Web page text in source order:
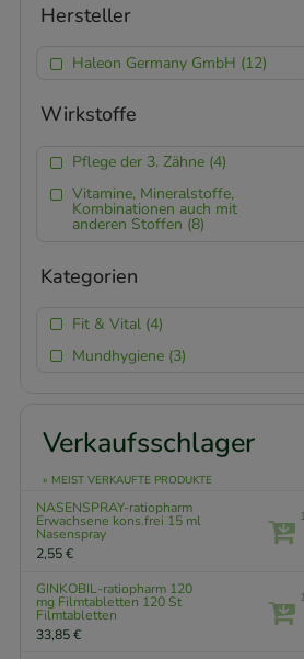
Hersteller
Haleon Germany GmbH (12)
Wirkstoffe
Pflege der 3. Zähne (4)
Vitamine, Mineralstoffe,
Kombinationen auch mit
anderen Stoffen (8)
Kategorien
Fit & Vital (4)
Mundhygiene (3)
Verkaufsschlager
» MEIST VERKAUFTE PRODUKTE
NASENSPRAY-ratiopharm
Erwachsene kons.frei 15 ml
Nasenspray
2,55 €
1
GINKOBIL-ratiopharm 120
mg Filmtabletten 120 St
Filmtabletten
33,85 €
1